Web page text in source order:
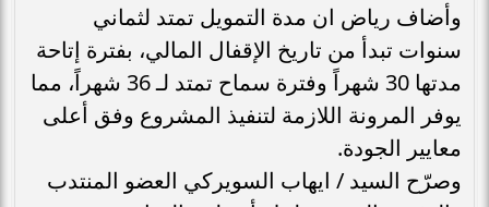
وأضاف رياض ان مدة التمويل تمتد لثماني
سنوات تبدأ من تاريخ الإقفال المالي، بفترة إتاحة
مدتها 30 شهراً وفترة سماح تمتد لـ 36 شهراً، مما
يوفر المرونة اللازمة لتنفيذ المشروع وفق أعلى
معايير الجودة.
وصرّح السيد / ايهاب السويركي العضو المنتدب